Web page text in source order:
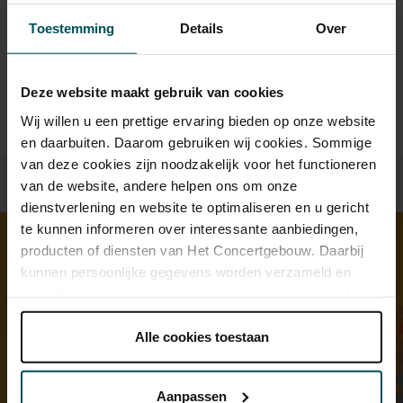
Toestemming Details Over
Deze website maakt gebruik van cookies
Wij willen u een prettige ervaring bieden op onze website
en daarbuiten. Daarom gebruiken wij cookies. Sommige
van deze cookies zijn noodzakelijk voor het functioneren
van de website, andere helpen ons om onze
dienstverlening en website te optimaliseren en u gericht
te kunnen informeren over interessante aanbiedingen,
producten of diensten van Het Concertgebouw. Daarbij
kunnen persoonlijke gegevens worden verzameld en
onder 'aanpassen' zelf welke cookies wij mogen
Lees onze cookieverklaring hier. Lees onze
Alle cookies toestaan
Aanpassen
Prijzen zijn exclusief transactiekosten: € 5 per bestelling. Wilt
u rolstoelplaatsen bestellen? Mail naar
020 – 671 83 45.
Ontdek meer